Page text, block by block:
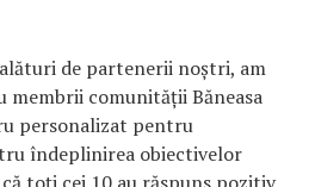
de partenerii noștri, am
membrii comunității Băneasa
personalizat pentru
îndeplinirea obiectivelor